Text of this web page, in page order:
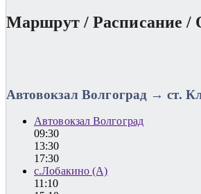
Маршрут / Расписание /
Автовокзал Волгоград → ст.
Автовокзал Волгоград
09:30
13:30
17:30
с.Лобакино (А)
11:10